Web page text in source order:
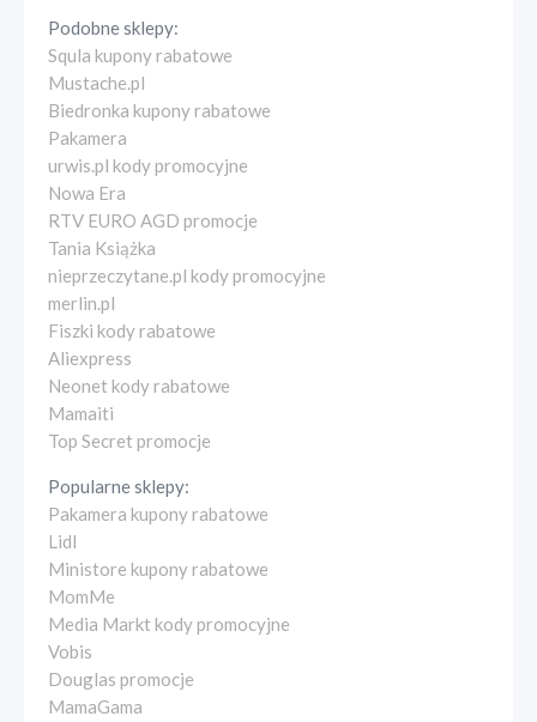
Podobne sklepy:
Squla kupony rabatowe
Mustache.pl
Biedronka kupony rabatowe
Pakamera
urwis.pl kody promocyjne
Nowa Era
RTV EURO AGD promocje
Tania Książka
nieprzeczytane.pl kody promocyjne
merlin.pl
Fiszki kody rabatowe
Aliexpress
Neonet kody rabatowe
Mamaiti
Top Secret promocje
Popularne sklepy:
Pakamera kupony rabatowe
Lidl
Ministore kupony rabatowe
MomMe
Media Markt kody promocyjne
Vobis
Douglas promocje
MamaGama